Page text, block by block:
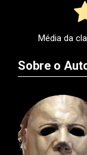
Média da
Sobre o